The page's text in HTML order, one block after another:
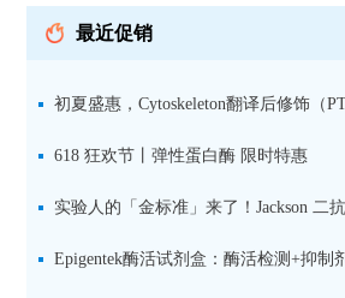
最近促销
初夏盛惠，Cytoskeleton翻译后修饰（
品线放价啦！
618 狂欢节丨弹性蛋白酶 限时特惠
实验人的「金标准」来了！Jackson 二
限时一口价，手慢无！
Epigentek酶活试剂盒：酶活检测+抑制